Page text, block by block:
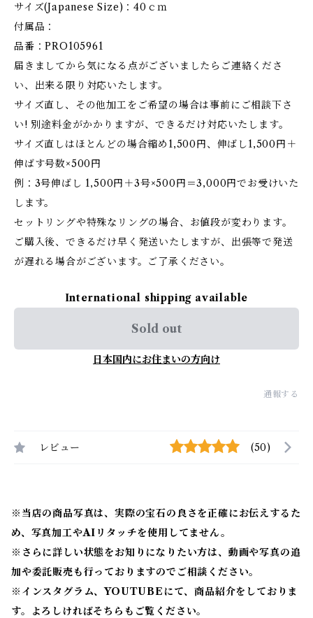
サイズ(Japanese Size)：40ｃｍ
付属品：
品番：PRO105961
届きましてから気になる点がございましたらご連絡くださ
い、出来る限り対応いたします。
サイズ直し、その他加工をご希望の場合は事前にご相談下さ
い! 別途料金がかかりますが、できるだけ対応いたします。
サイズ直しはほとんどの場合縮め1,500円、伸ばし1,500円＋
伸ばす号数×500円
例：3号伸ばし 1,500円＋3号×500円＝3,000円でお受けいた
します。
セットリングや特殊なリングの場合、お値段が変わります。
ご購入後、できるだけ早く発送いたしますが、出張等で発送
が遅れる場合がございます。ご了承ください。
International shipping available
Sold out
日本国内にお住まいの方向け
通報する
レビュー (50)
※当店の商品写真は、実際の宝石の良さを正確にお伝えするた
め、写真加工やAIリタッチを使用してません。
※ さらに詳しい状態をお知りになりたい方は、動画や写真の追
加や委託販売も行っておりますのでご相談ください。
※ インスタグラム、YOUTUBEにて、商品紹介をしておりま
す。よろしければそちらもご覧ください。